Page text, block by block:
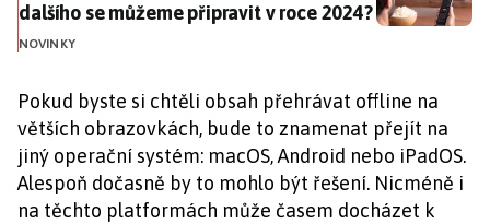
dalšího se můžeme připravit v roce 2024?
NOVINKY
Pokud byste si chtěli obsah přehrávat offline na
větších obrazovkách, bude to znamenat přejít na
jiný operační systém: macOS, Android nebo iPadOS.
Alespoň dočasně by to mohlo být řešení. Nicméně i
na těchto platformách může časem docházet k